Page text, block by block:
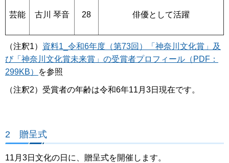
芸能 古川 琴音 28 俳優として活躍
（注釈1） 資料1_令和6年度（第73回）「神奈川文化賞」及
び「神奈川文化賞未来賞」の受賞者プロフィール（PDF：
299KB）
を参照
（注釈2）受賞者の年齢は令和6年11月3日現在です。
2 贈呈式
11月3日文化の日に、贈呈式を開催します。